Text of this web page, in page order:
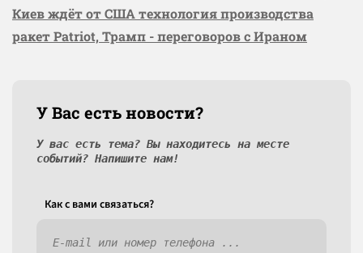
Киев ждёт от США технология производства
ракет Patriot, Трамп - переговоров с Ираном
У Вас есть новости?
У вас есть тема? Вы находитесь на месте
событий? Напишите нам!
Как c вами связаться?